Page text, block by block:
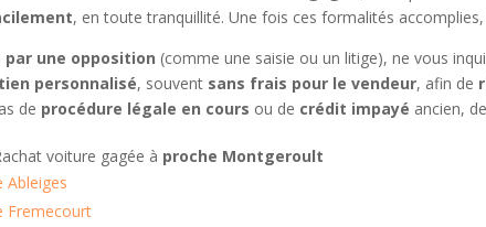
, en toute tranquillité. Une fois ces formalités
une opposition (comme une saisie ou un litige), ne vous
personnalisé, souvent sans frais pour le vendeur, afin de
de procédure légale en cours ou de crédit impayé ancien,
voiture gagée à proche Montgeroult
Ableiges
Fremecourt